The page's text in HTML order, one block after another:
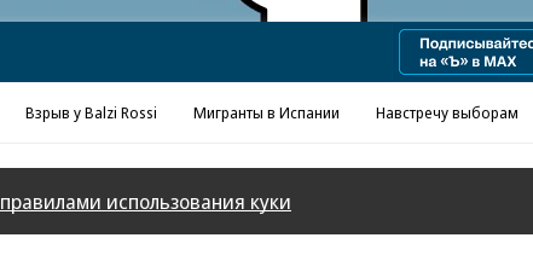
Взрыв у Balzi Rossi Мигранты в Испании Навстречу выборам
правилами использования куки